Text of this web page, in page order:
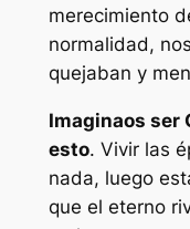
merecimiento
normalidad,
quejaban y
Imaginaos ser
esto. Vivir las
nada, luego
que el eterno